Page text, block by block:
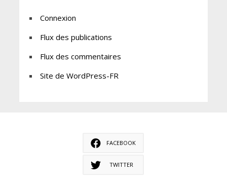
Connexion
Flux des publications
Flux des commentaires
Site de WordPress-FR
FACEBOOK
TWITTER